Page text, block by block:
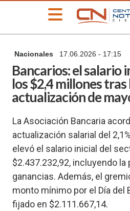
PORTADA
Deportes
Información
General
Nacionales
Nacionales 17.06.2026 - 17:15
Bancarios: el salario
los $2,4 millones tras
actualización de
La Asociación Bancaria
actualización salarial del
elevó el salario inicial del
$2.437.232,92, incluyendo
ganancias. Además, el
monto mínimo por el Día del
fijado en $2.111.667,14.